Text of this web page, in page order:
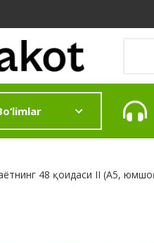
48 қоидаси II (А5,